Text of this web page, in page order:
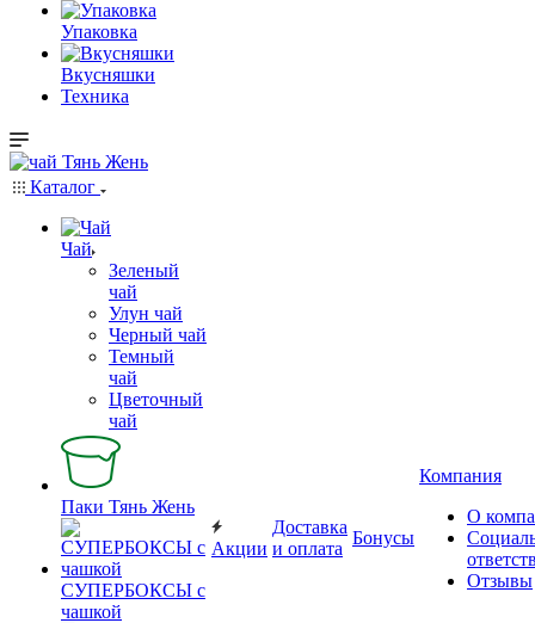
Упаковка
Вкусняшки
Техника
Каталог
Чай
Зеленый
чай
Улун чай
Черный чай
Темный
чай
Цветочный
чай
Паки Тянь Жень
СУПЕРБОКСЫ с
чашкой
Акции
Доставка
и оплата
Бонусы
Компания
О
Отзывы